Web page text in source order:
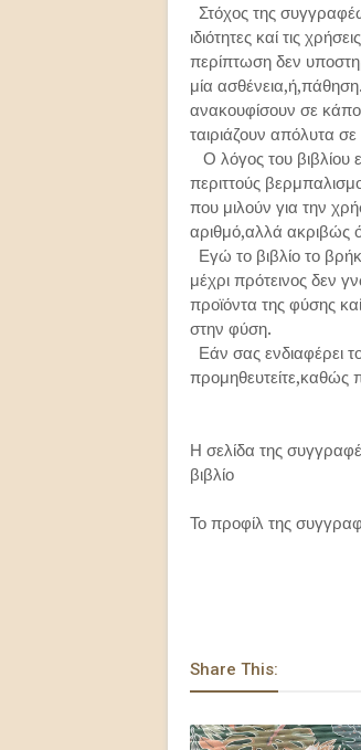
Στόχος της
ιδιότητες καί τις
περίπτωση δεν
μία
ανακουφίσουν σε
ταιριάζουν απόλυτα
Ο λόγος του βιβλίου
περιττούς
που μιλούν για την
αριθμό,αλλά ακριβώς
Εγώ το βιβλίο το
μέχρι πρότεινος δεν
προϊόντα της φύσης
στην φύση.
Εάν σας ενδιαφέρει
προμηθευτείτε,καθώς
Καλά
Η σελίδα της
βιβλίο
Το προφίλ της
Share This: